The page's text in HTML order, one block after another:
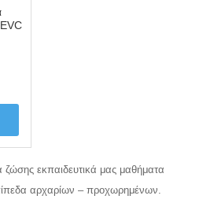
ζώσης εκπαιδευτικά μας μαθήματα
αρχαρίων – προχωρημένων.